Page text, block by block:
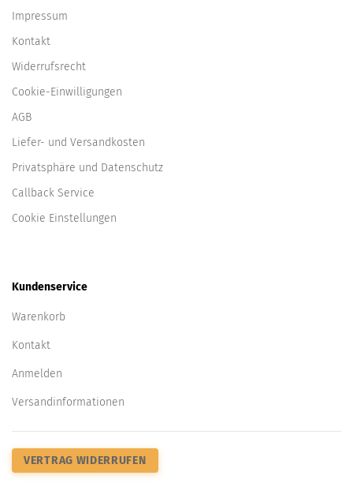
Impressum
Kontakt
Widerrufsrecht
Cookie-Einwilligungen
AGB
Liefer- und Versandkosten
Privatsphäre und Datenschutz
Callback Service
Cookie Einstellungen
Kundenservice
Warenkorb
Kontakt
Anmelden
Versandinformationen
VERTRAG WIDERRUFEN